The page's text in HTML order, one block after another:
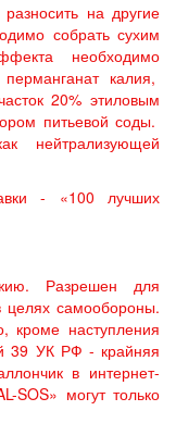
на другие
собрать сухим
необходимо
калия,
20% этиловым
питьевой соды.
нейтрализующей
- «100 лучших
Разрешен для
целях самообороны.
кроме наступления
39 УК РФ - крайняя
в интернет-
SOS» могут только